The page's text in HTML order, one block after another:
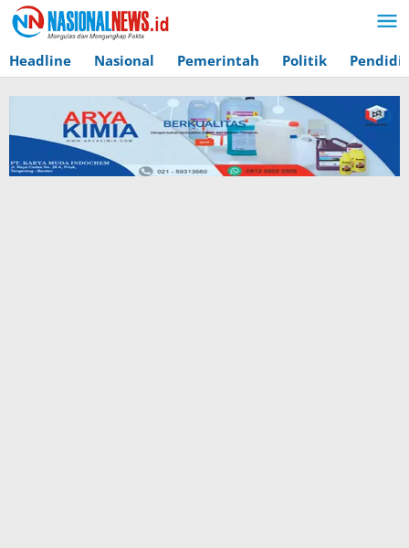
Lewati
ke
konten
Headline Nasional Pemerintah Politik